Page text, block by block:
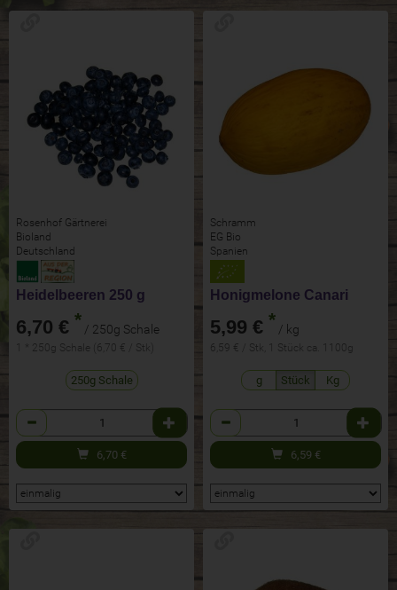
Rosenhof Gärtnerei
Bioland
Deutschland
Heidelbeeren 250 g
6,70 € * / 250g Schale
1 * 250g Schale (6,70 € / Stk)
250g Schale
Anzahl
6,70 €
Schramm
EG Bio
Spanien
Honigmelone Canari
5,99 € * / kg
6,59 € / Stk, 1 Stück ca. 1100g
g Stück Kg
Anzahl
6,59 €